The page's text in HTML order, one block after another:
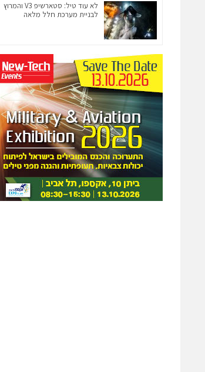
לא עוד טיל: סטארשיפ V3 והמרוץ
לבניית מערכת חלל מלאה